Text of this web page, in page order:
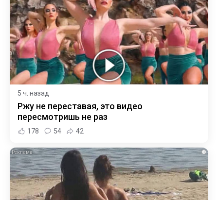
5 ч. назад
Ржу не переставая, это видео
пересмотришь не раз
178 54 42
i